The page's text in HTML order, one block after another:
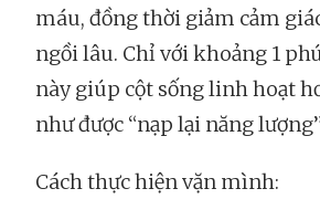
máu, đồng thời giảm cảm
ngồi lâu. Chỉ với khoảng 1
này giúp cột sống linh hoạt
như được “nạp lại năng
Cách thực hiện vặn mình: